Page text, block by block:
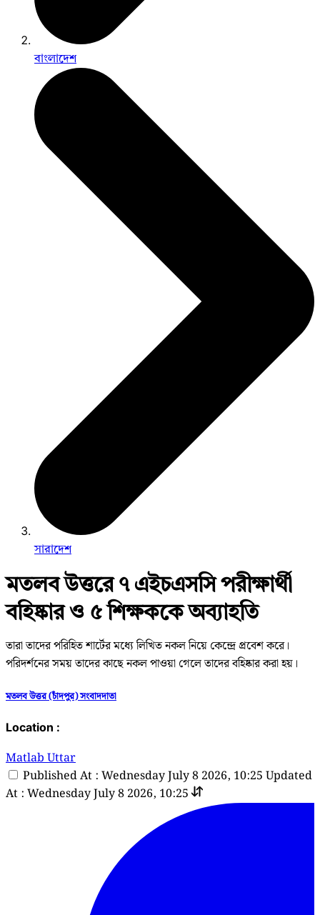
বাংলাদেশ
সারাদেশ
মতলব উত্তরে ৭ এইচএসসি পরীক্ষার্থী
বহিষ্কার ও ৫ শিক্ষককে অব্যাহতি
তারা তাদের পরিহিত শার্টের মধ্যে লিখিত নকল নিয়ে কেন্দ্রে প্রবেশ করে।
পরিদর্শনের সময় তাদের কাছে নকল পাওয়া গেলে তাদের বহিষ্কার করা হয়।
মতলব উত্তর (চাঁদপুর) সংবাদদাতা
Location :
Matlab Uttar
Published At : Wednesday July 8 2026, 10:25 Updated
At : Wednesday July 8 2026, 10:25